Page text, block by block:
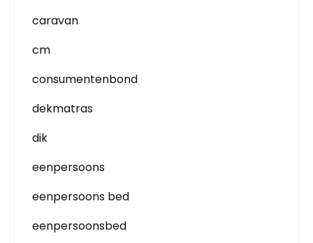
caravan
cm
consumentenbond
dekmatras
dik
eenpersoons
eenpersoons bed
eenpersoonsbed